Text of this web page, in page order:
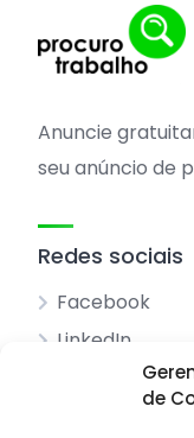
de
Anuncie
seu anúncio de
Redes sociais
Facebook
LinkedIn